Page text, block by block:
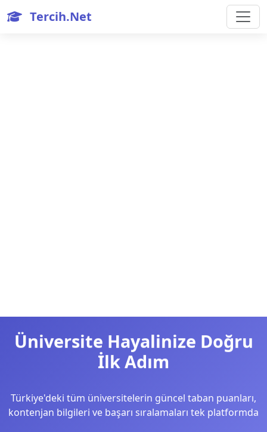
Tercih.Net
Üniversite Hayalinize Doğru
İlk Adım
Türkiye'deki tüm üniversitelerin güncel taban puanları,
kontenjan bilgileri ve başarı sıralamaları tek platformda